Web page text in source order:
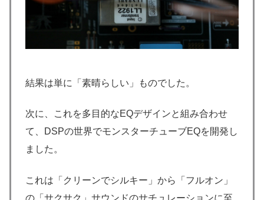
結果は単に「素晴らしい」ものでした。
次に、これを多目的なEQデザインと組み合わせ
て、DSPの世界でモンスターチューブEQを開発し
ました。
これは「クリーンでシルキー」から「フルオン」
の「サクサク」サウンドのサチュレーションに至